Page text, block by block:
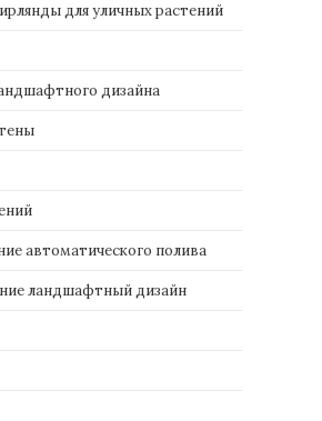
для уличных растений
дизайна
автоматического полива
ландшафтный дизайн